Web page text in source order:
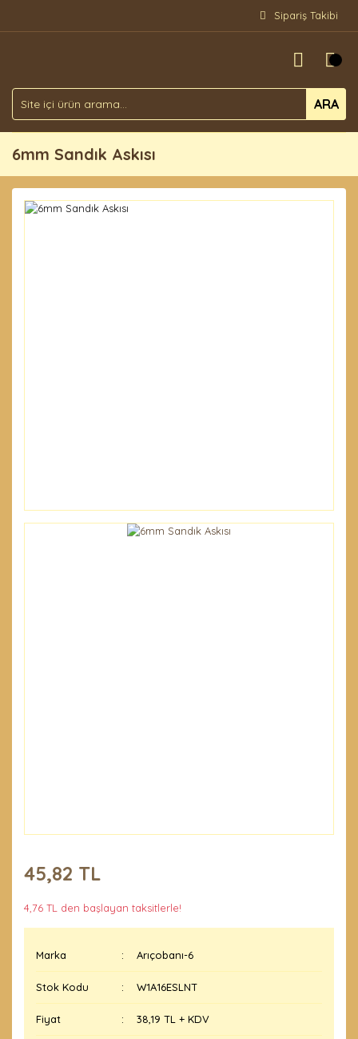
Sipariş Takibi
ARA
6mm Sandık Askısı
45,82 TL
4,76 TL den başlayan taksitlerle!
Marka Arıçobanı-6
Stok Kodu W1A16ESLNT
Fiyat 38,19 TL + KDV